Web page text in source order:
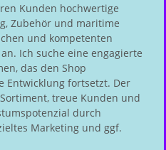
Kunden hochwertige
Zubehör und maritime
und kompetenten
Ich suche eine engagierte
das den Shop
fortsetzt. Der
treue Kunden und
durch
Marketing und ggf.